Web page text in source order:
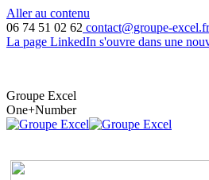
Aller au contenu
06 74 51 02 62 contact@groupe-excel.fr
La page LinkedIn s'ouvre dans une
Groupe Excel
One+Number